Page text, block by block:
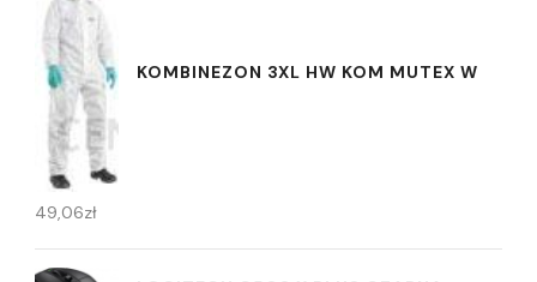
KOMBINEZON 3XL HW KOM MUTEX W
49,06zł